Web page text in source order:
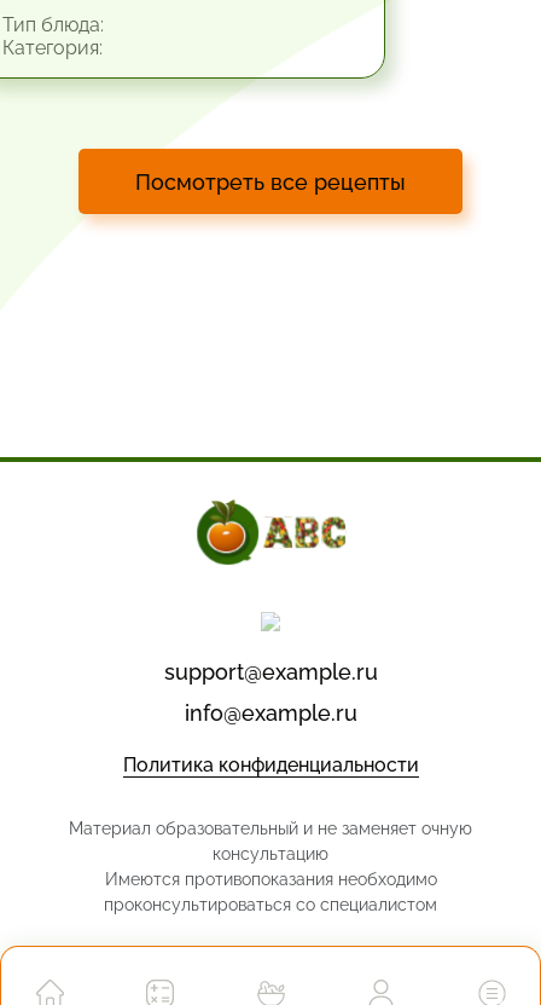
блюда:
Посмотреть все рецепты
support@example.ru
info@example.ru
Политика конфиденциальности
Материал образовательный и не заменяет очную
консультацию
Имеются противопоказания необходимо
проконсультироваться со специалистом